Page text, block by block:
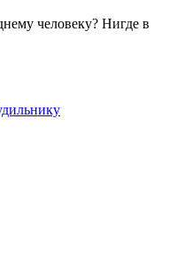
человеку? Нигде в